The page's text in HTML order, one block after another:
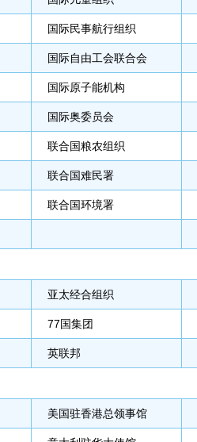
国际民事航行组织
国际自由工会联合会
国际原子能机构
国际奥委员会
联合国粮农组织
联合国难民署
联合国环境署
亚太经合组织
77国集团
英联邦
美国驻香港总领事馆